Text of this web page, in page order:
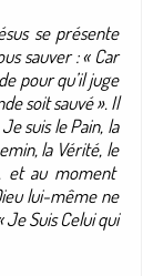
se présente
sauver : « Car
pour qu’il juge
soit sauvé ». Il
suis le Pain, la
la Vérité, le
et au moment
lui-même ne
Je Suis Celui qui